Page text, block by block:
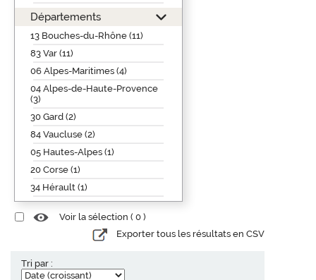
Départements
13 Bouches-du-Rhône (11)
83 Var (11)
06 Alpes-Maritimes (4)
04 Alpes-de-Haute-Provence
(3)
30 Gard (2)
84 Vaucluse (2)
05 Hautes-Alpes (1)
20 Corse (1)
34 Hérault (1)
Voir la sélection ( 0 )
Exporter tous les résultats en CSV
Tri par :